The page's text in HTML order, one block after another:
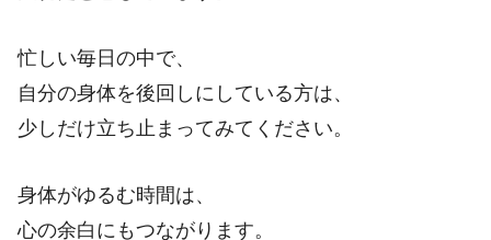
忙しい毎日の中で、
自分の身体を後回しにしている方は、
少しだけ立ち止まってみてください。
身体がゆるむ時間は、
心の余白にもつながります。